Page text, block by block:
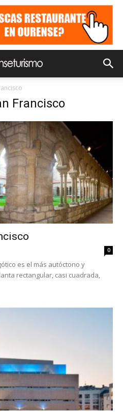
Francisco
0
es el más autóctono y
rectangular, casi cuadrada,